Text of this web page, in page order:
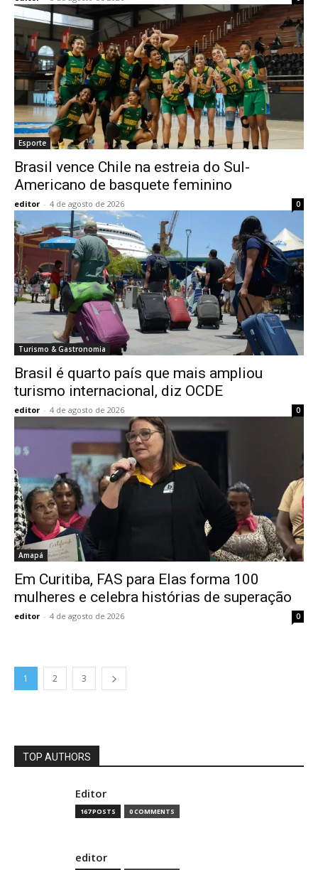
Esporte
Brasil vence Chile na estreia do Sul-
Americano de basquete feminino
editor - 4 de agosto de 2026 0
Turismo & Gastronomia
Brasil é quarto país que mais ampliou
turismo internacional, diz OCDE
editor - 4 de agosto de 2026 0
Amapá
Em Curitiba, FAS para Elas forma 100
mulheres e celebra histórias de superação
editor - 4 de agosto de 2026 0
1 2 3
TOP AUTHORS
Editor
167 POSTS 0 COMMENTS
editor